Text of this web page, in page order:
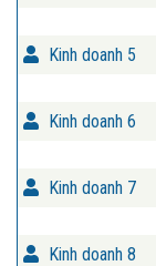
Kinh doanh 5
Kinh doanh 6
Kinh doanh 7
Kinh doanh 8